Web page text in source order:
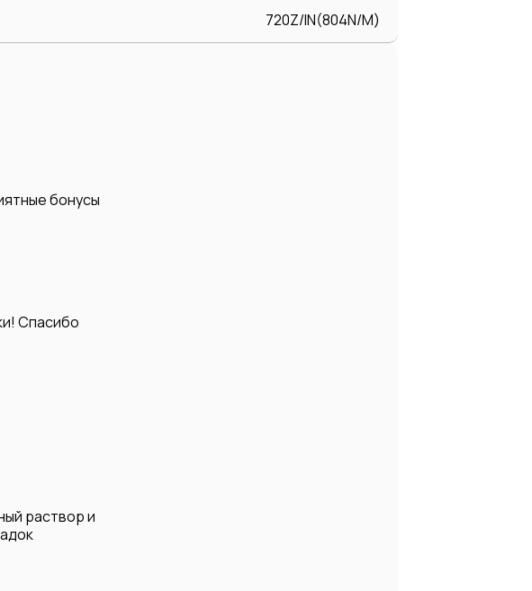
720Z/IN(804N/M)
бонусы
Спасибо
раствор и